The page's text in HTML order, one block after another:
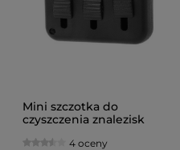
Mini szczotka do
czyszczenia znalezisk
4 oceny